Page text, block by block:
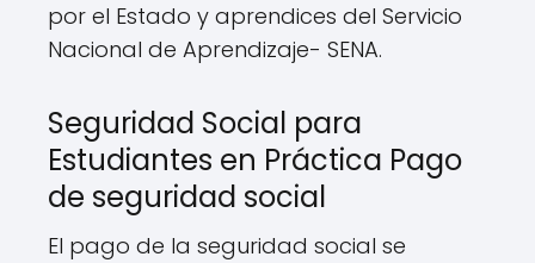
por el Estado y aprendices del Servicio
Nacional de Aprendizaje- SENA.
Seguridad Social para
Estudiantes en Práctica Pago
de seguridad social
El pago de la seguridad social se